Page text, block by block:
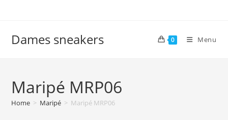
Dames sneakers 0 Menu
Maripé MRP06
Home > Maripé > Maripé MRP06